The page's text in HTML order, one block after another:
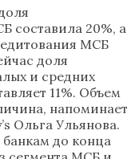
составила 20%, а
МСБ
доля
и средних
11%. Объем
напоминает
Ольга Ульянова.
до конца